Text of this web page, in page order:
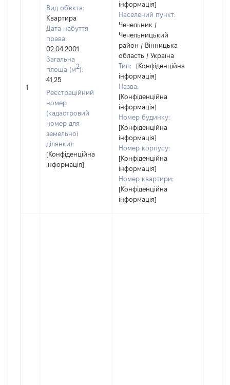
1
Вид об'єкта:
Квартира
Дата набуття
права:
02.04.2001
Загальна
площа (м2):
41,25
Реєстраційний
номер
(кадастровий
номер для
земельної
ділянки):
[Конфіденційна
інформація]
інформація]
Населений пункт:
Чечельник /
Чечельницький
район / Вінницька
область / Україна
Тип:
[Конфіденційна
інформація]
Назва:
[Конфіденційна
інформація]
Номер будинку:
[Конфіденційна
інформація]
Номер корпусу:
[Конфіденційна
інформація]
Номер квартири:
[Конфіденційна
інформація]